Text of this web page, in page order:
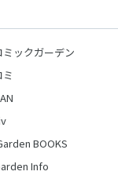
ミックガーデン
BOOKS
Info